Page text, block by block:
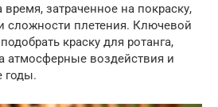
время, затраченное на покраску,
сложности плетения. Ключевой
краску для ротанга,
атмосферные воздействия и
годы.